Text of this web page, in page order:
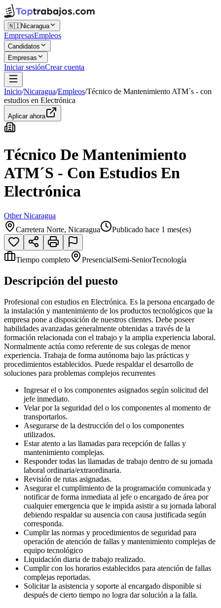
🇳🇮Nicaragua
EmpresasEmpleos
Candidatos
Empresas
Iniciar sesiónCrear cuenta
Inicio/Nicaragua/Empleos/Técnico de Mantenimiento ATM´s - con
estudios en Electrónica
Aplicar ahora
Técnico De Mantenimiento
ATM´s - Con Estudios En
Electrónica
Other Nicaragua
Carretera Norte, Nicaragua
Publicado hace 1 mes(es)
Tiempo completo PresencialSemi-SeniorTecnología
Descripción del puesto
Profesional con estudios en Electrónica. Es la persona encargado de
la instalación y mantenimiento de los productos tecnológicos que la
empresa pone a disposición de nuestros clientes. Debe poseer
habilidades avanzadas generalmente obtenidas a través de la
formación relacionada con el trabajo y la amplia experiencia laboral.
Normalmente actúa como referente de sus colegas de menor
experiencia. Trabaja de forma autónoma bajo las prácticas y
procedimientos establecidos. Puede respaldar el desarrollo de
soluciones para problemas complejos recurrentes
Ingresar el o los componentes asignados según solicitud del
jefe inmediato.
Velar por la seguridad del o los componentes al momento de
transportarlos.
Asegurarse de la destrucción del o los componentes
utilizados.
Estar atento a las llamadas para recepción de fallas y
mantenimiento complejas.
Responder todas las llamadas de trabajo dentro de su jornada
laboral ordinaria/extraordinaria.
Revisión de rutas asignadas.
Asegurar el cumplimiento de la programación comunicada y
notificar de forma inmediata al jefe o encargado de área por
cualquier emergencia que le impida asistir a su jornada laboral
debiendo respaldar su ausencia con causa justificada según
corresponda.
Cumplir las normas y procedimientos de seguridad para
operación de atención de fallas y mantenimiento complejas de
equipo tecnológico
Liquidación diaria de trabajo realizado.
Cumplir con los horarios establecidos para atención de fallas
complejas reportadas.
Solicitar la asistencia y soporte al encargado disponible si
después de cierto tiempo no logra dar solución a la falla.